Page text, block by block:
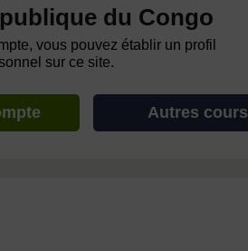
du Congo
vous pouvez établir un profil
sur ce site.
Autres cours